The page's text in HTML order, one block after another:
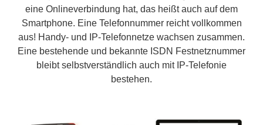
eine Onlineverbindung hat, das heißt auch auf dem
Smartphone. Eine Telefonnummer reicht vollkommen
aus! Handy- und IP-Telefonnetze wachsen zusammen.
Eine bestehende und bekannte ISDN Festnetznummer
bleibt selbstverständlich auch mit IP-Telefonie
bestehen.